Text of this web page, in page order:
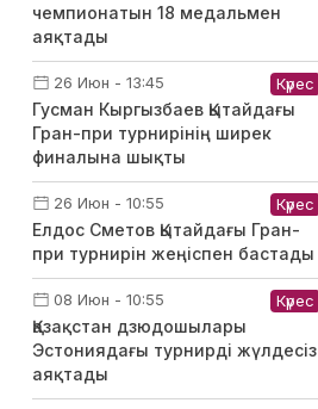
чемпионатын 18 медальмен
аяқтады
26 Июн - 13:45 Күрес
Гусман Кыргызбаев Қытайдағы
Гран-при турнирінің ширек
финалына шықты
26 Июн - 10:55 Күрес
Елдос Сметов Қытайдағы Гран-
при турнирін жеңіспен бастады
08 Июн - 10:55 Күрес
Қазақстан дзюдошылары
Эстониядағы турнирді жүлдесіз
аяқтады